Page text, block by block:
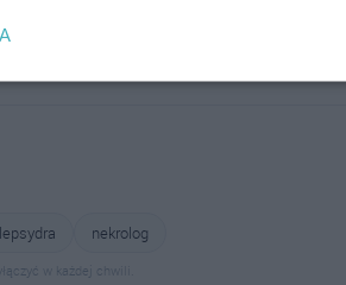
nekrolog
w każdej chwili.